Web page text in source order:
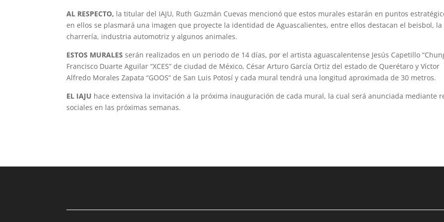
AL RESPECTO, la titular del IAJU, Ruth Guzmán Cuevas mencionó que estos murales estarán en puntos
en ellos se plasmará una imagen que proyecte la identidad de Aguascalientes, entre ellos destacan el beisbol, la
charrería, industria automotriz y algunos animales.
ESTOS MURALESserán realizados en un periodo de 14 días, por el artista aguascalentense Jesús Capetillo
Francisco Duarte Aguilar “XCES” de ciudad de México, César Arturo García Ortiz del estado de Querétaro y Víctor
Alfredo Mo­rales Zapata “GOOS” de San Luis Potosí y cada mural tendrá una longitud aproximada de 30 metros.
EL IAJU hace extensiva la invitación a la próxima inauguración de cada mural, la cual será anunciada mediante
sociales en las próximas semanas.